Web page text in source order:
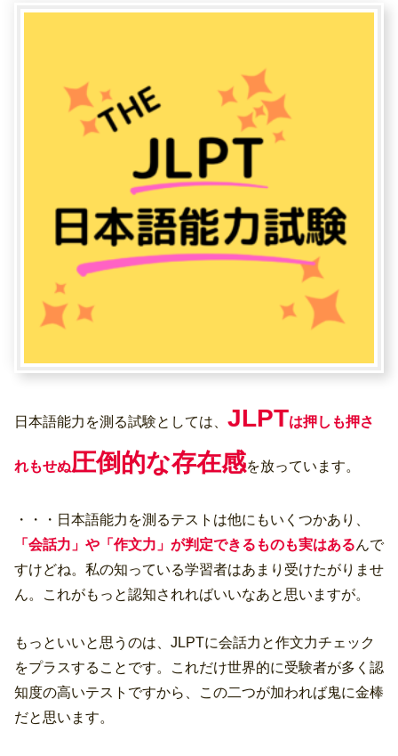
日本語能力を測る試験としては、 JLPTは押しも押さ
れもせぬ圧倒的な存在感を放っています。
・・・日本語能力を測るテストは他にもいくつかあり、
「会話力」や「作文力」が判定できるものも実はあるんで
すけどね。私の知っている学習者はあまり受けたがりませ
ん。これがもっと認知されればいいなあと思いますが。
もっといいと思うのは、JLPTに会話力と作文力チェック
をプラスすることです。これだけ世界的に受験者が多く認
知度の高いテストですから、この二つが加われば鬼に金棒
だと思います。